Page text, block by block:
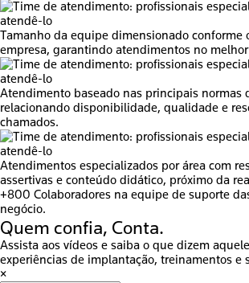
Tamanho da equipe dimensionado conforme
empresa, garantindo atendimentos no
Atendimento baseado nas principais normas
relacionando disponibilidade, qualidade e
chamados.
Atendimentos especializados por área com
assertivas e conteúdo didático, próximo da
+800 Colaboradores na equipe de suporte
negócio.
Quem confia, Conta.
Assista aos vídeos e saiba o que dizem
experiências de implantação, treinamentos e
×